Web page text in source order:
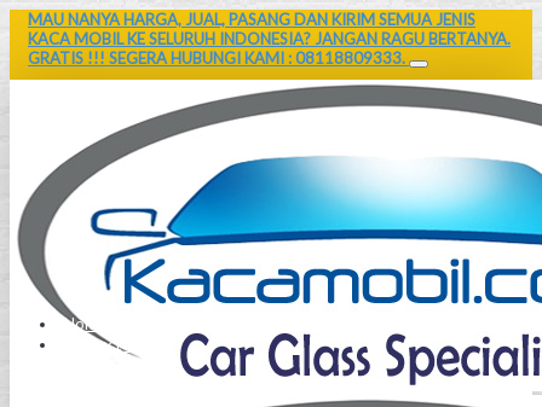
MAU NANYA HARGA, JUAL, PASANG DAN KIRIM SEMUA JENIS
KACA MOBIL KE SELURUH INDONESIA? JANGAN RAGU BERTANYA.
GRATIS !!! SEGERA HUBUNGI KAMI : 08118809333.
Home
Contact Us